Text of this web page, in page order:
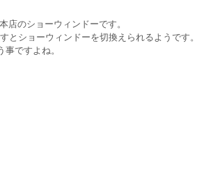
店のショーウィンドーです。
とショーウィンドーを切換えられるようです。
ですよね。